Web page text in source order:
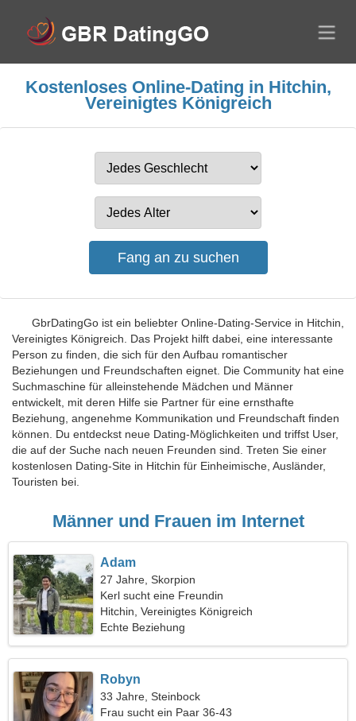
Kostenloses Online-Dating in Hitchin,
Vereinigtes Königreich
GbrDatingGo ist ein beliebter Online-Dating-Service in Hitchin,
Vereinigtes Königreich. Das Projekt hilft dabei, eine interessante
Person zu finden, die sich für den Aufbau romantischer
Beziehungen und Freundschaften eignet. Die Community hat eine
Suchmaschine für alleinstehende Mädchen und Männer
entwickelt, mit deren Hilfe sie Partner für eine ernsthafte
Beziehung, angenehme Kommunikation und Freundschaft finden
können. Du entdeckst neue Dating-Möglichkeiten und triffst User,
die auf der Suche nach neuen Freunden sind. Treten Sie einer
kostenlosen Dating-Site in Hitchin für Einheimische, Ausländer,
Touristen bei.
Männer und Frauen im Internet
Adam
27 Jahre, Skorpion
Kerl sucht eine Freundin
Hitchin, Vereinigtes Königreich
Echte Beziehung
Robyn
33 Jahre, Steinbock
Frau sucht ein Paar 36-43